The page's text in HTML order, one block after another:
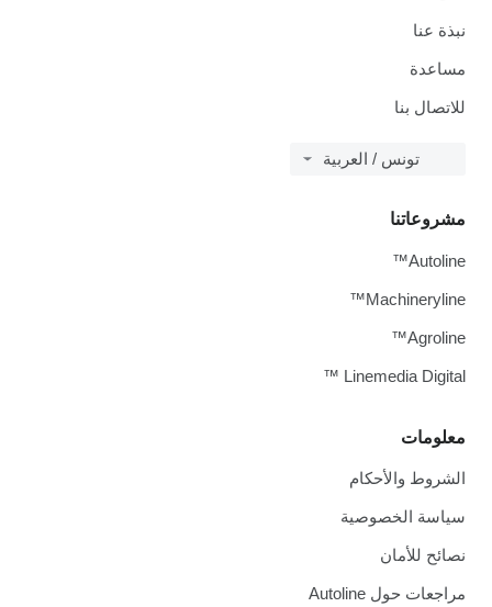
نبذة عنا
مساعدة
للاتصال بنا
تونس / العربية
معلومات
الشروط والأحكام
سياسة الخصوصية
نصائح للأمان
مراجعات حول Autoline
مشروعاتنا
Autoline™
Machineryline™
Agroline™
Linemedia Digital ™